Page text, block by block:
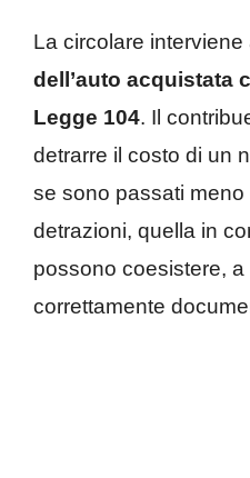
La circolare
dell’auto acquistata
Legge 104. Il
detrarre il costo di un
se sono passati
detrazioni, quella in
possono coesistere,
correttamente